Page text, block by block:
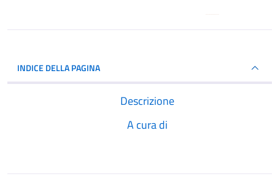
INDICE DELLA PAGINA
Descrizione
A cura di